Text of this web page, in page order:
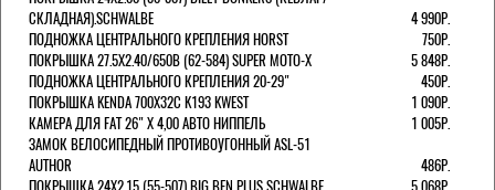
СКЛАДНАЯ).SCHWALBE
4 990Р.
ПОДНОЖКА ЦЕНТРАЛЬНОГО КРЕПЛЕНИЯ HORST
750Р.
ПОКРЫШКА 27.5X2.40/650B (62-584) SUPER MOTO-X
5 848Р.
ПОДНОЖКА ЦЕНТРАЛЬНОГО КРЕПЛЕНИЯ 20-29"
450Р.
ПОКРЫШКА KENDA 700Х32С K193 KWEST
1 090Р.
КАМЕРА ДЛЯ FAT 26" X 4,00 АВТО НИППЕЛЬ
1 005Р.
ЗАМОК ВЕЛОСИПЕДНЫЙ ПРОТИВОУГОННЫЙ ASL-51
AUTHOR
486Р.
ПОКРЫШКА 24X2,15 (55-507) BIG BEN PLUS SCHWALBE
5 068Р.